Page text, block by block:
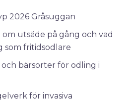
2026 Gråsuggan
utsäde på gång och vad
som fritidsodlare
bärsorter för odling i
för invasiva